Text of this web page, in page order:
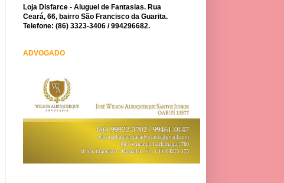
Loja Disfarce - Aluguel de Fantasias. Rua
Ceará, 66, bairro São Francisco da Guarita.
Telefone: (86) 3323-3406 / 994296682.
ADVOGADO